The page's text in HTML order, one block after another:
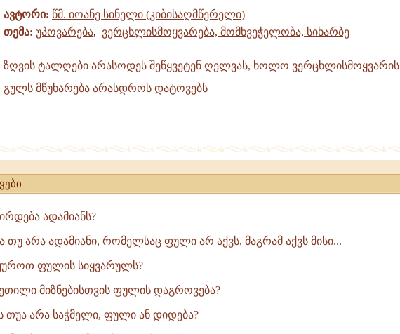
ავტორი: წმ. იოანე სინელი (კიბისაღმწერელი)
თემა: უპოვარება, ვერცხლისმოყვარება, მომხვეჭელობა, სიხარბე
ზღვის ტალღები არასოდეს შეწყვეტენ ღელვას, ხოლო ვერცხლისმოყვარის
გულს მწუხარება არასდროს დატოვებს
ადამიანს?
თუ არა ადამიანი, რომელსაც ფული არ აქვს, მაგრამ აქვს მისი...
ფულის სიყვარულს?
მიზნებისთვის ფულის დაგროვება?
თუა არა საჭმელი, ფული ან დიდება?